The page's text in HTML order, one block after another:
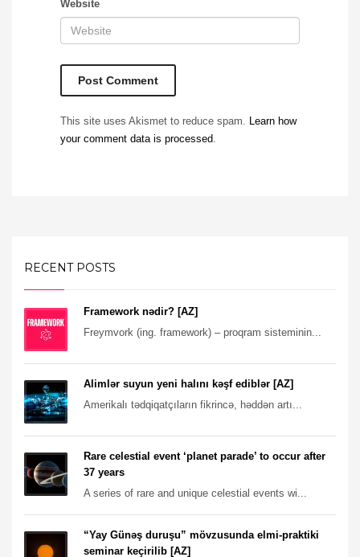
Website
This site uses Akismet to reduce spam. Learn how
your comment data is processed
RECENT POSTS
Framework nədir? [AZ]
Freymvork (ing. framework) – proqram sisteminin...
Alimlər suyun yeni halını kəşf ediblər [AZ]
Amerikalı tədqiqatçıların fikrincə, həddən artı...
Rare celestial event ‘planet parade’ to occur after
37 years
A series of rare and unique celestial events wi...
“Yay Günəş duruşu” mövzusunda elmi-praktiki
seminar keçirilib [AZ]